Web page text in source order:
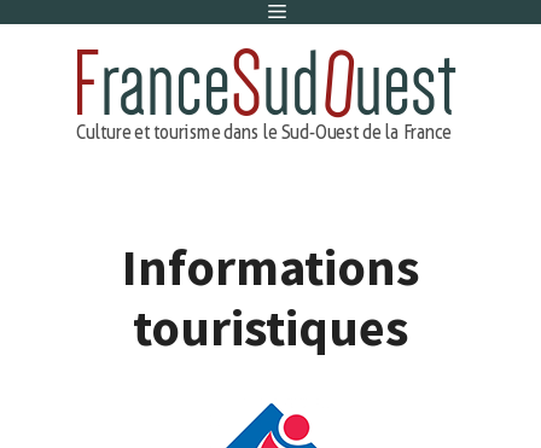
Menu
Informations
touristiques